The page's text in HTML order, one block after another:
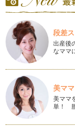
簡単ジャースイー
こんにちは。お菓
いる…
ボウル一つで簡単
こんにちは。お
ンを…
混ぜるだけ！スフ
こんにちは！お菓
で混ぜるだけの簡
段差
出産後
なママ
美マ
美ママ
単！